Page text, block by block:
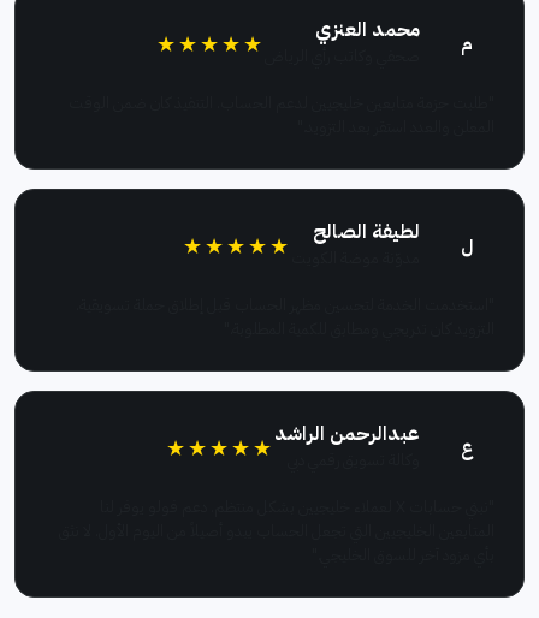
م محمد العنزي ★★★★★
ل لطيفة الصالح ★★★★★
ع عبدالرحمن الراشد★★★★★